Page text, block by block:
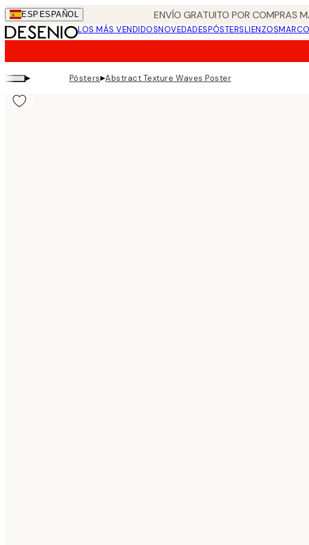
Skip
to
main
ESP ESPAÑOL ENVÍO GRATUITO POR COMPRAS
LOS MÁS VENDIDOSNOVEDADESPÓSTERSLIENZOS
▸ Pósters▸Abstract Texture Waves Poster